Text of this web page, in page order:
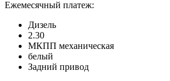
Ежемесячный платеж:
Дизель
2.30
МКПП механическая
белый
Задний привод